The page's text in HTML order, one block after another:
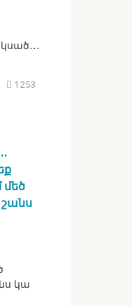
1253
շանս
կա